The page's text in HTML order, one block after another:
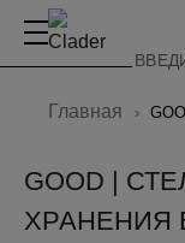
Главная
GOOD |
ХРАНЕНИЯ